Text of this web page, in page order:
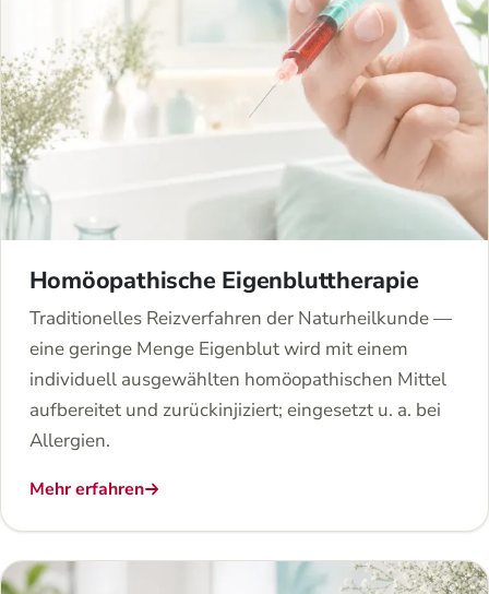
Homöopathische Eigenbluttherapie
Traditionelles Reizverfahren der Naturheilkunde —
eine geringe Menge Eigenblut wird mit einem
individuell ausgewählten homöopathischen Mittel
aufbereitet und zurückinjiziert; eingesetzt u. a. bei
Allergien.
Mehr erfahren